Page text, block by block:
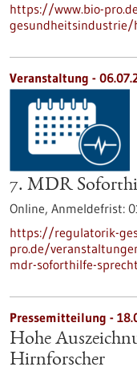
https://www.bio-
gesundheitsindustrie/
Veranstaltung -
7. MDR
Online, Anmeldefrist:
https://regulatorik-
pro.de/
mdr-soforthilfe-
Pressemitteilung -
Hohe
Hirnforscher